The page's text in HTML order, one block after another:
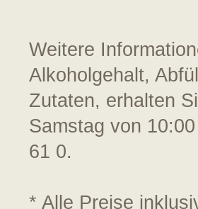
Weitere
Alkoholgehalt,
Zutaten, erhalten
Samstag von
61 0.
* Alle Preise